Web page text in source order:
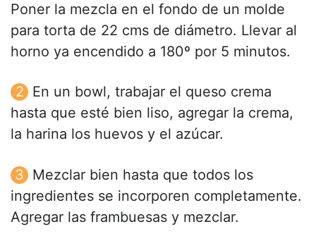
Poner la mezcla en el fondo de un molde
para torta de 22 cms de diámetro. Llevar al
horno ya encendido a 180º por 5 minutos.
En un bowl, trabajar el queso crema
hasta que esté bien liso, agregar la crema,
la harina los huevos y el azúcar.
Mezclar bien hasta que todos los
ingredientes se incorporen completamente.
Agregar las frambuesas y mezclar.